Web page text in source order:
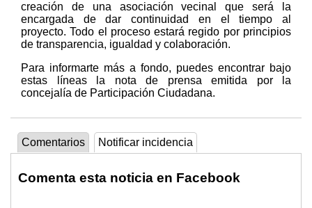
creación de una asociación vecinal que será la
encargada de dar continuidad en el tiempo al
proyecto. Todo el proceso estará regido por principios
de transparencia, igualdad y colaboración.
Para informarte más a fondo, puedes encontrar bajo
estas líneas la nota de prensa emitida por la
concejalía de Participación Ciudadana.
Comentarios Notificar incidencia
Comenta esta noticia en Facebook